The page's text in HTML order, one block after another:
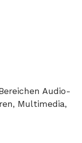
Audio-
Multimedia,